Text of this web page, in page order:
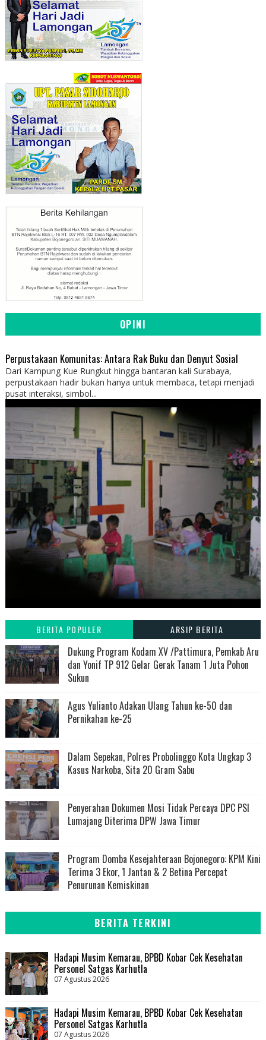
OPINI
Perpustakaan Komunitas: Antara Rak Buku dan Denyut Sosial
Dari Kampung Kue Rungkut hingga bantaran kali Surabaya,
perpustakaan hadir bukan hanya untuk membaca, tetapi menjadi
pusat interaksi, simbol...
BERITA POPULER ARSIP BERITA
Dukung Program Kodam XV /Pattimura, Pemkab Aru
dan Yonif TP 912 Gelar Gerak Tanam 1 Juta Pohon
Sukun
Agus Yulianto Adakan Ulang Tahun ke-50 dan
Pernikahan ke-25
Dalam Sepekan, Polres Probolinggo Kota Ungkap 3
Kasus Narkoba, Sita 20 Gram Sabu
Penyerahan Dokumen Mosi Tidak Percaya DPC PSI
Lumajang Diterima DPW Jawa Timur
Program Domba Kesejahteraan Bojonegoro: KPM Kini
Terima 3 Ekor, 1 Jantan & 2 Betina Percepat
Penurunan Kemiskinan
BERITA TERKINI
Hadapi Musim Kemarau, BPBD Kobar Cek Kesehatan
Personel Satgas Karhutla
07 Agustus 2026
Hadapi Musim Kemarau, BPBD Kobar Cek Kesehatan
Personel Satgas Karhutla
07 Agustus 2026